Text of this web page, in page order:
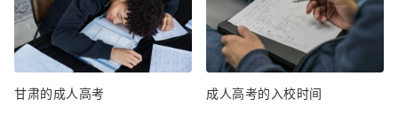
甘肃的成人高考 成人高考的入校时间